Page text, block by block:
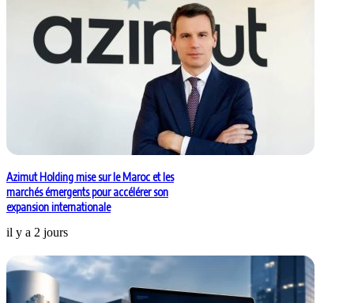
Azimut Holding mise sur le Maroc et les
marchés émergents pour accélérer son
expansion internationale
il y a 2 jours